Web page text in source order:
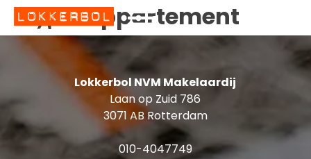
Type:Appartement
Lokkerbol NVM Makelaardij
Laan op Zuid 786
3071 AB Rotterdam
010-4047749